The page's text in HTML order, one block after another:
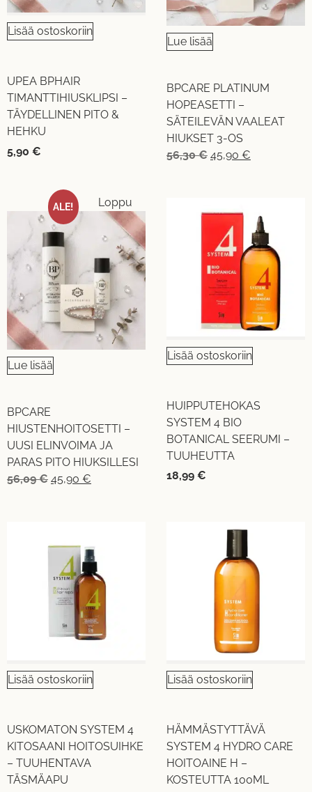
Lisää ostoskoriin
UPEA BPHAIR
TIMANTTIHIUSKLIPSI –
TÄYDELLINEN PITO &
HEHKU
5,90 €
Lue lisää
BPCARE PLATINUM
HOPEASETTI –
SÄTEILEVÄN VAALEAT
HIUKSET 3-OS
56,30€ 45,90 €
ALE! Loppu
Lue lisää
BPCARE
HIUSTENHOITOSETTI –
UUSI ELINVOIMA JA
PARAS PITO HIUKSILLESI
56,09€ 45,90 €
Lisää ostoskoriin
HUIPPUTEHOKAS
SYSTEM 4 BIO
BOTANICAL SEERUMI –
TUUHEUTTA
18,99 €
Lisää ostoskoriin
USKOMATON SYSTEM 4
KITOSAANI HOITOSUIHKE
– TUUHENTAVA
TÄSMÄAPU
Lisää ostoskoriin
HÄMMÄSTYTTÄVÄ
SYSTEM 4 HYDRO CARE
HOITOAINE H –
KOSTEUTTA 100ML